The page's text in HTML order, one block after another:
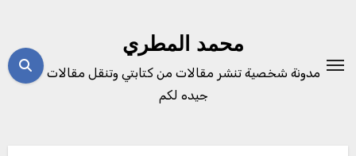
محمد المطري
مدونة شخصية تنشر مقالات من كتابتي وتنقل مقالات
جيده لكم